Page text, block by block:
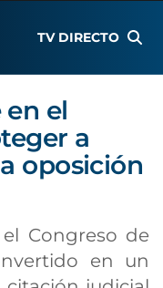
TV DIRECTO
en el
a
oposición
Congreso de
en un